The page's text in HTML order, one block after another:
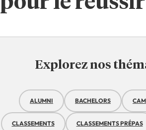
Explorez nos
ALUMNI BACHELORS
CLASSEMENTS CLASSEMENTS PRÉPAS